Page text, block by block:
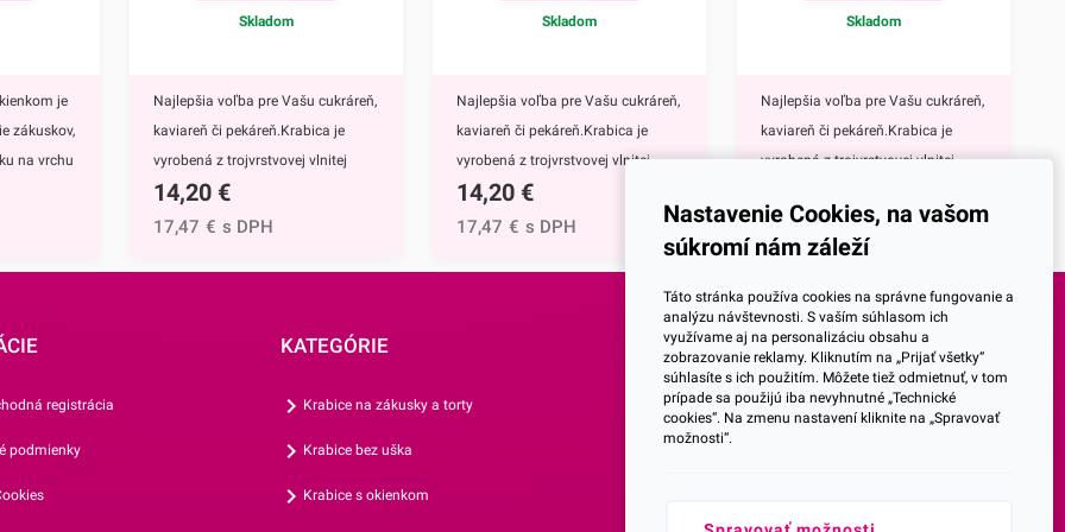
je
zákuskov,
na vrchu
otvárať,
najmä na
Skladom
Najlepšia voľba pre Vašu cukráreň,
kaviareň či pekáreň.Krabica je
vyrobená z trojvrstvovej vlnitej
lepenky (vlna E), takže je
mimoriadne pevná. Vďaka
pagáčov alebo iných slaných
zabalenie torty, zákuskov či
príležitostiach.V prípade, že
14,20 €
17,47 € s DPH
Skladom
Najlepšia voľba pre Vašu cukráreň,
kaviareň či pekáreň.Krabica je
vyrobená z trojvrstvovej vlnitej
lepenky (vlna E), takže je
mimoriadne pevná. Vďaka
praktickému ušku na uchopenie je
pochutín.Odporúčame ju najmä na
zabalenie torty, zákuskov či
koláčov. Vynikajúco sa hodí aj na
14,20 €
17,47 € s DPH
Skladom
Najlepšia voľba pre Vašu cukráreň,
kaviareň či pekáreň.Krabica je
vyrobená z trojvrstvovej vlnitej
mimoriadne pevná. Vďaka
praktickému ušku na uchopenie je
rôznych cukrárskych výrobkov,
pagáčov alebo iných slaných
pochutín.Odporúčame ju najmä na
zabalenie zákuskov, koláčikov či
pagáčov. Vynikajúco sa hodí aj na
13,59 € s DPH
registrácia
podmienky
KATEGÓRIE
Krabice na zákusky a torty
Krabice bez uška
Krabice s okienkom
SOCIALNE SIETE
Facebook
Youtube
Nastavenie Cookies, na vašom
súkromí nám záleží
Táto stránka používa cookies na správne fungovanie a
analýzu návštevnosti. S vaším súhlasom ich
využívame aj na personalizáciu obsahu a
zobrazovanie reklamy. Kliknutím na „Prijať všetky“
súhlasíte s ich použitím. Môžete tiež odmietnuť, v tom
prípade sa použijú iba nevyhnutné „Technické
cookies“. Na zmenu nastavení kliknite na „Spravovať
možnosti“.